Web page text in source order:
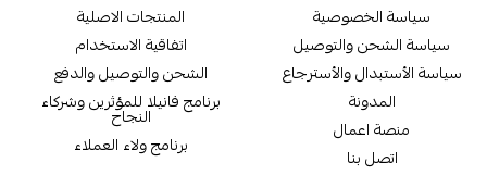
سياسة الخصوصية
سياسة الشحن والتوصيل
سياسة الأستبدال والأسترجاع
المدونة
منصة اعمال
اتصل بنا
المنتجات الاصلية
اتفاقية الاستخدام
الشحن والتوصيل والدفع
برنامج فانيلا للمؤثرين وشركاء
النجاح
برنامج ولاء العملاء